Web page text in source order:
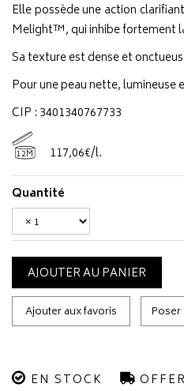
Elle possède une action
Melight™, qui inhibe fortement
Sa texture est dense et
Pour une peau nette, lumineuse
CIP : 3401340767733
12M 117,06€/l.
Quantité
AJOUTER AU PANIER
Ajouter aux favoris
EN STOCK